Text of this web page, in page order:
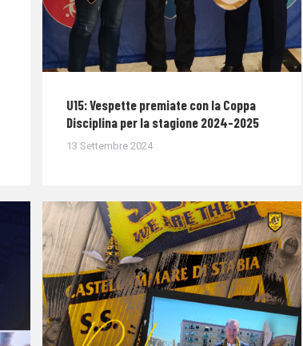
U15: Vespette premiate con la Coppa
Disciplina per la stagione 2024-2025
13 Settembre 2024